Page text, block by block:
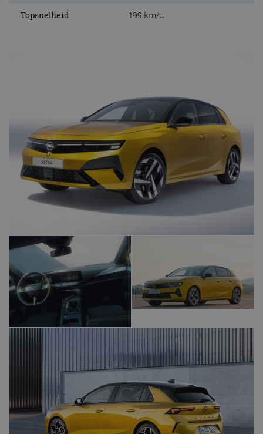
Topsnelheid 199 km/u